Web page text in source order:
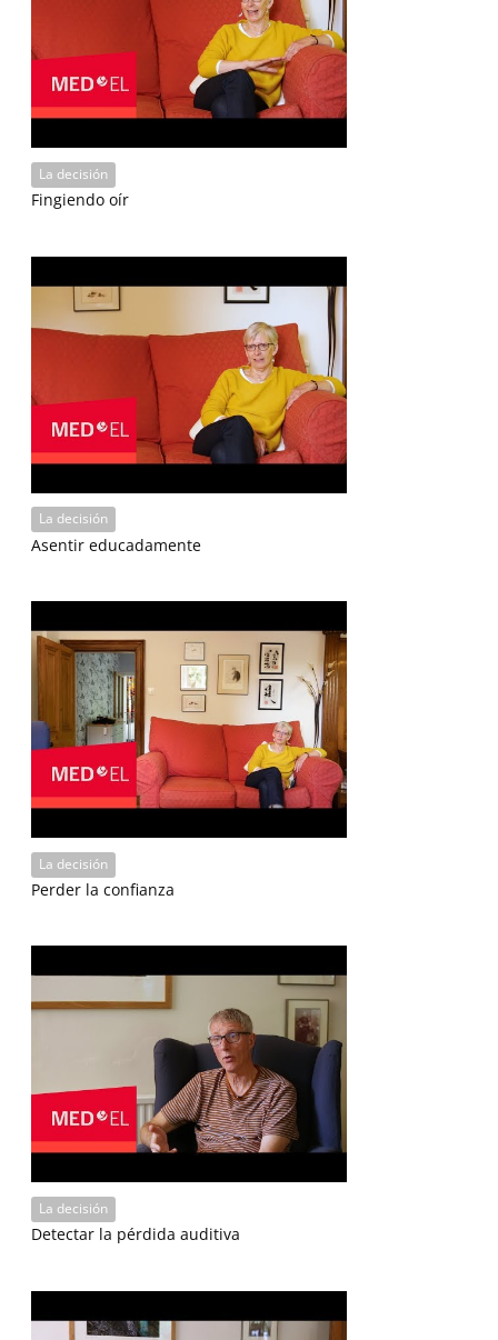
La decisión
Fingiendo oír
La decisión
Asentir educadamente
La decisión
Perder la confianza
La decisión
Detectar la pérdida auditiva